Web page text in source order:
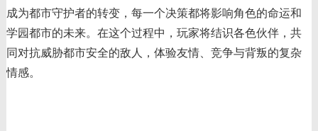
成为都市守护者的转变，每一个决策都将影响角色的命运和
学园都市的未来。在这个过程中，玩家将结识各色伙伴，共
同对抗威胁都市安全的敌人，体验友情、竞争与背叛的复杂
情感。